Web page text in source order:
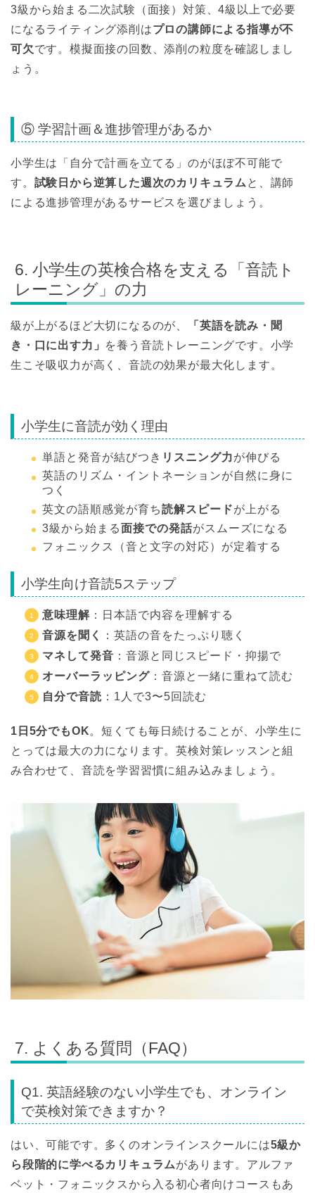
3級から始まる二次試験（面接）対策、4級以上で必要
になるライティング添削はプロの講師による指導が不
可欠です。模擬面接の回数、添削の粒度を確認しまし
ょう。
⑤ 学習計画＆進捗管理があるか
小学生は「自分で計画を立てる」のがほぼ不可能で
す。 試験日から逆算した週次のカリキュラム と、講師
による進捗管理があるサービスを選びましょう。
6. 小学生の英検合格を支える「音読ト
レーニング」の力
級が上がるほど大切になるのが、
「英語を読み・聞
き・口に出す力」 を養う音読トレーニングです。小学
生こそ吸収力が高く、音読の効果が最大化します。
小学生に音読が効く理由
単語と発音が結びつき リスニング力が伸びる
英語のリズム・イントネーションが自然に身に
つく
英文の語順感覚が育ち読解スピードが上がる
3級から始まる面接での発話がスムーズになる
フォニックス（音と文字の対応）が定着する
小学生向け音読5ステップ
意味理解 ：日本語で内容を理解する
音源を聞く
：英語の音をたっぷり聴く
マネして発音 ：音源と同じスピード・抑揚で
オーバーラッピング ：音源と一緒に重ねて読む
自分で音読 ：1人で3〜5回読む
1日5分でもOK。短くても毎日続けることが、小学生に
とっては最大の力になります。英検対策レッスンと組
み合わせて、音読を学習習慣に組み込みましょう。
7. よくある質問（FAQ）
Q1. 英語経験のない小学生でも、オンライン
で英検対策できますか？
はい、可能です。多くのオンラインスクールには5級か
ら段階的に学べるカリキュラムがあります。アルファ
ベット・フォニックスから入る初心者向けコースもあ